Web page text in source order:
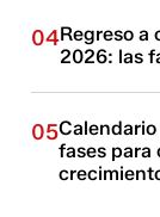
04Regreso a
2026: las
05
fases para